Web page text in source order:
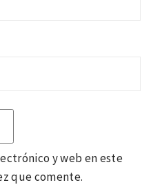
y web en este
que comente.